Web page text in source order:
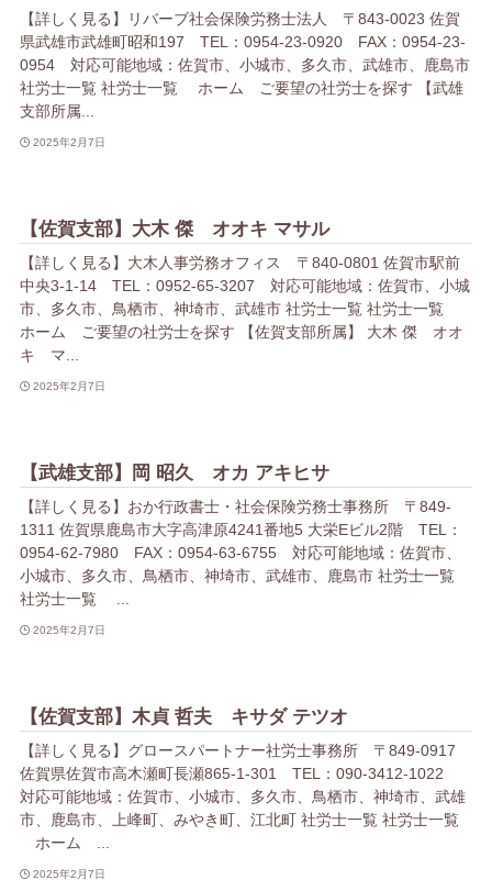
【詳しく見る】リバーブ社会保険労務士法人 〒843-0023 佐賀
県武雄市武雄町昭和197 TEL：0954-23-0920 FAX：0954-23-
0954 対応可能地域：佐賀市、小城市、多久市、武雄市、鹿島市
社労士一覧 社労士一覧 ホーム ご要望の社労士を探す 【武雄
支部所属...
2025年2月7日
【佐賀支部】大木 傑 オオキ マサル
【詳しく見る】大木人事労務オフィス 〒840-0801 佐賀市駅前
中央3-1-14 TEL：0952-65-3207 対応可能地域：佐賀市、小城
市、多久市、鳥栖市、神埼市、武雄市 社労士一覧 社労士一覧
ホーム ご要望の社労士を探す 【佐賀支部所属】 大木 傑 オオ
キ マ...
2025年2月7日
【武雄支部】岡 昭久 オカ アキヒサ
【詳しく見る】おか行政書士・社会保険労務士事務所 〒849-
1311 佐賀県鹿島市大字高津原4241番地5 大栄Eビル2階 TEL：
0954-62-7980 FAX：0954-63-6755 対応可能地域：佐賀市、
小城市、多久市、鳥栖市、神埼市、武雄市、鹿島市 社労士一覧
社労士一覧 ...
2025年2月7日
【佐賀支部】木貞 哲夫 キサダ テツオ
【詳しく見る】グロースパートナー社労士事務所 〒849-0917
佐賀県佐賀市高木瀬町長瀬865-1-301 TEL：090-3412-1022
対応可能地域：佐賀市、小城市、多久市、鳥栖市、神埼市、武雄
市、鹿島市、上峰町、みやき町、江北町 社労士一覧 社労士一覧
ホーム ...
2025年2月7日